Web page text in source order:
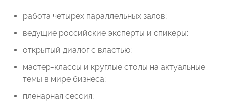
работа четырех параллельных залов;
ведущие российские эксперты и спикеры;
открытый диалог с властью;
мастер-классы и круглые столы на актуальные
темы в мире бизнеса;
пленарная сессия;